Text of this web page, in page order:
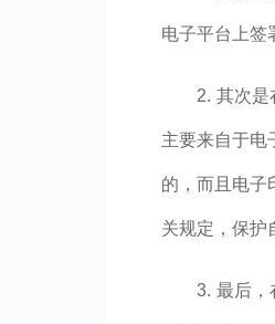
电子平台上签
2. 其次是
主要来自于电
的，而且电子
关规定，保护
3. 最后，